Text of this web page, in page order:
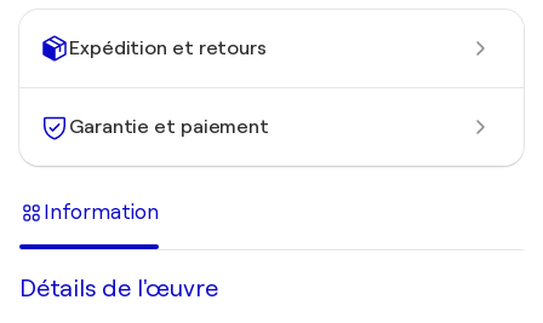
Expédition et retours
Garantie et paiement
Information
Détails de l'œuvre